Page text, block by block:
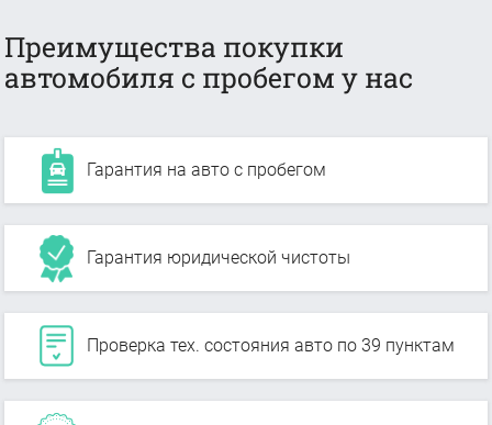
Преимущества покупки
автомобиля с пробегом у нас
Гарантия на авто с пробегом
Гарантия юридической чистоты
Проверка тех. состояния авто по 39 пунктам